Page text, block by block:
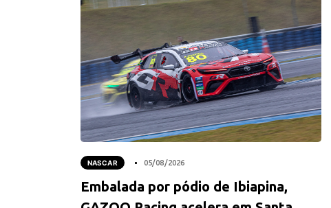
NASCAR 05/08/2026
Embalada por pódio de Ibiapina,